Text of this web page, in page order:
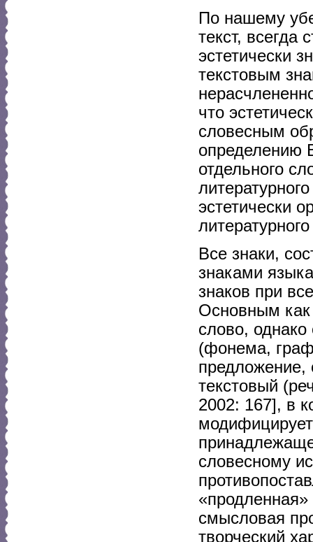
По нашему
текст, всегда
эстетически
текстовым
что
словесным
определению
отдельного
эстетически
Все знаки,
знаками
знаков при
Основным как
слово,
(фонема,
предложение,
текстовый
2002: 167], в
словесному
смысловая
творческий